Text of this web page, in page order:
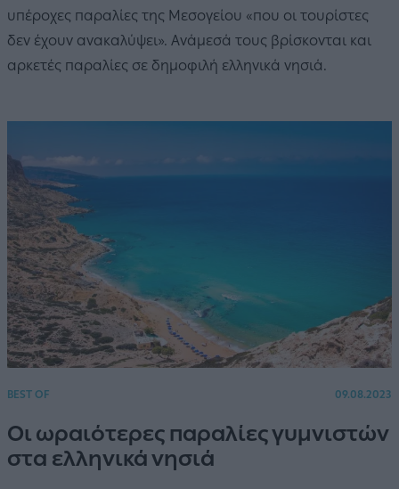
υπέροχες παραλίες της Μεσογείου «που οι τουρίστες
δεν έχουν ανακαλύψει». Ανάμεσά τους βρίσκονται και
αρκετές παραλίες σε δημοφιλή ελληνικά νησιά.
BEST OF 09.08.2023
Οι ωραιότερες παραλίες γυμνιστών
στα ελληνικά νησιά